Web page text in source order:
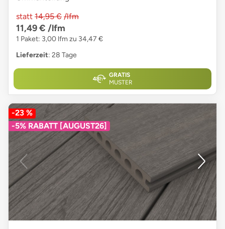
statt 14,95 € /lfm
11,49 € /lfm
1 Paket: 3,00 lfm zu 34,47 €
Lieferzeit: 28 Tage
GRATIS
MUSTER
-23 %
-5% RABATT [AUGUST26]